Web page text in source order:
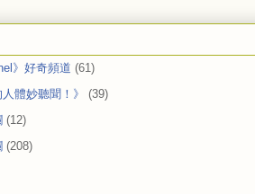
》好奇頻道 (61)
體妙聽聞！》
(39)
(12)
(208)